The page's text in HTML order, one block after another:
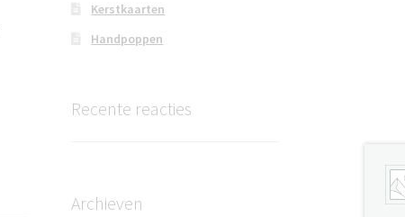
Kerstkaarten
Handpoppen
Recente reacties
Archieven